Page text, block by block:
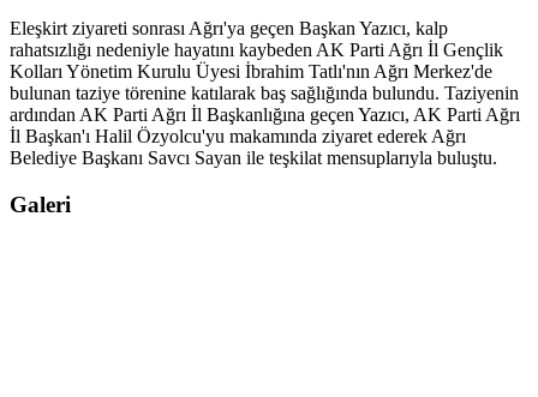
Eleşkirt ziyareti sonrası Ağrı'ya geçen Başkan Yazıcı, kalp
rahatsızlığı nedeniyle hayatını kaybeden AK Parti Ağrı İl Gençlik
Kolları Yönetim Kurulu Üyesi İbrahim Tatlı'nın Ağrı Merkez'de
bulunan taziye törenine katılarak baş sağlığında bulundu. Taziyenin
ardından AK Parti Ağrı İl Başkanlığına geçen Yazıcı, AK Parti Ağrı
İl Başkan'ı Halil Özyolcu'yu makamında ziyaret ederek Ağrı
Belediye Başkanı Savcı Sayan ile teşkilat mensuplarıyla buluştu.
Galeri